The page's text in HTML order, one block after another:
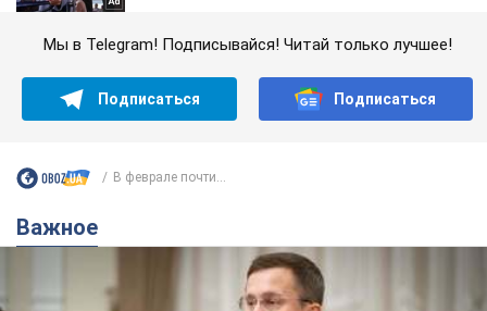
Мы в Telegram! Подписывайся! Читай только лучшее!
Подписаться Подписаться
В феврале почти...
Важное